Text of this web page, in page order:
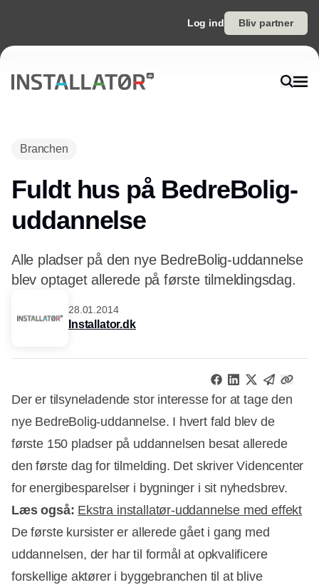
Log ind Bliv partner
Branchen
Fuldt hus på BedreBolig-
uddannelse
Alle pladser på den nye BedreBolig-uddannelse
blev optaget allerede på første tilmeldingsdag.
28.01.2014
Installator.dk
Der er tilsyneladende stor interesse for at tage den
nye BedreBolig-uddannelse. I hvert fald blev de
første 150 pladser på uddannelsen besat allerede
den første dag for tilmelding. Det skriver Videncenter
for energibesparelser i bygninger i sit nyhedsbrev.
Læs også: Ekstra installatør-uddannelse med effekt
De første kursister er allerede gået i gang med
uddannelsen, der har til formål at opkvalificere
forskellige aktører i byggebranchen til at blive